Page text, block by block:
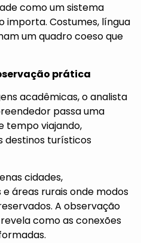
como um sistema
importa. Costumes, língua
um quadro coeso que
prática
acadêmicas, o analista
passa uma
tempo viajando,
destinos turísticos
cidades,
áreas rurais onde modos
A observação
como as conexões